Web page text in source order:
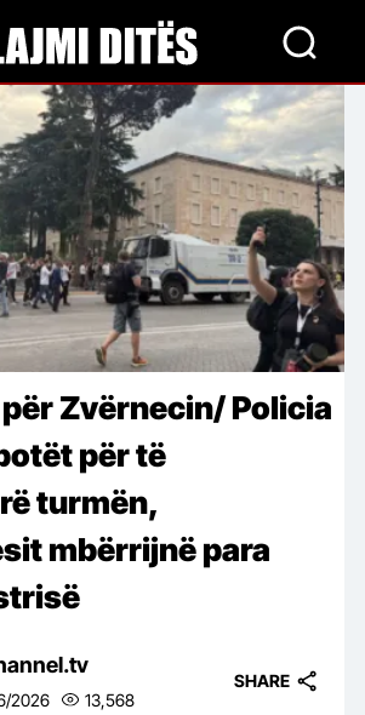
Zvërnecin/ Policia
për të
turmën,
mbërrijnë para
2026 13,568
SHARE